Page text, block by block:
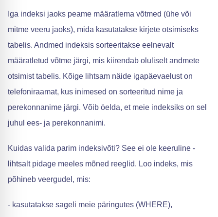
Iga indeksi jaoks peame määratlema võtmed (ühe või
mitme veeru jaoks), mida kasutatakse kirjete otsimiseks
tabelis. Andmed indeksis sorteeritakse eelnevalt
määratletud võtme järgi, mis kiirendab oluliselt andmete
otsimist tabelis. Kõige lihtsam näide igapäevaelust on
telefoniraamat, kus inimesed on sorteeritud nime ja
perekonnanime järgi. Võib öelda, et meie indeksiks on sel
juhul ees- ja perekonnanimi.
Kuidas valida parim indeksivõti? See ei ole keeruline -
lihtsalt pidage meeles mõned reeglid. Loo indeks, mis
põhineb veergudel, mis:
- kasutatakse sageli meie päringutes (WHERE),